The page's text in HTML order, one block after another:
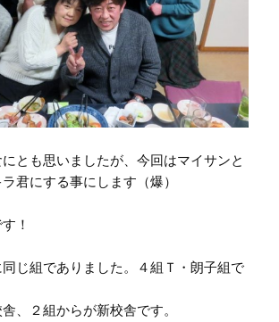
とも思いましたが、今回はマイサンと
君にする事にします（爆）
！
じ組でありました。４組Ｔ・朗子組で
、２組からが新校舎です。